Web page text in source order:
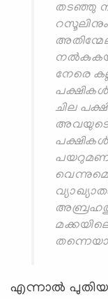
തടഞ്ഞു
നേരെ
ചില
അവയുടെ
പക്ഷികള്‍
എന്നാല്‍